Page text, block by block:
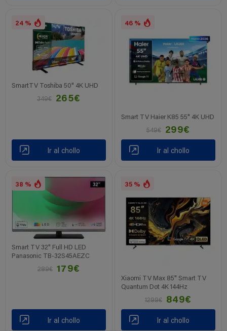
24 %
SmartTV Toshiba 50" 4K UHD
349€
265€
Ir al chollo
46 %
Smart TV Haier K85 55" 4K UHD
549€
299€
Ir al chollo
38 %
Smart TV 32" Full HD LED
Panasonic TB-32S45AEZC
289€
179€
Ir al chollo
35 %
Xiaomi TV Max 85" Smart TV
Quantum Dot 4K 144Hz
1299€
849€
Ir al chollo